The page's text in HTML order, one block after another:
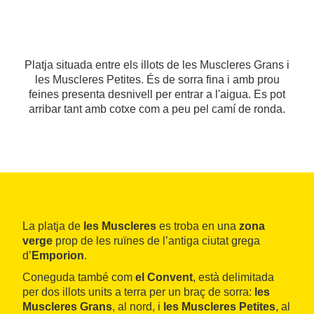
Platja situada entre els illots de les Muscleres Grans i
les Muscleres Petites. És de sorra fina i amb prou
feines presenta desnivell per entrar a l'aigua. Es pot
arribar tant amb cotxe com a peu pel camí de ronda.
La platja de les Muscleres es troba en una zona
verge prop de les ruïnes de l’antiga ciutat grega
d’ Emporion.
Coneguda també com el Convent, està delimitada
per dos illots units a terra per un braç de sorra: les
Muscleres Grans, al nord, i les Muscleres Petites, al